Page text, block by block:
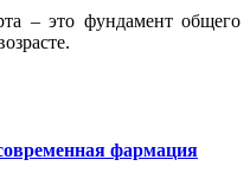
– это фундамент общего
фармация